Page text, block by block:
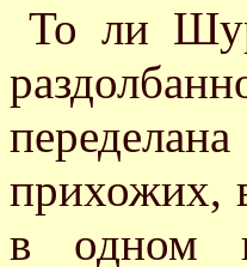
То ли
прихожих,
в одном